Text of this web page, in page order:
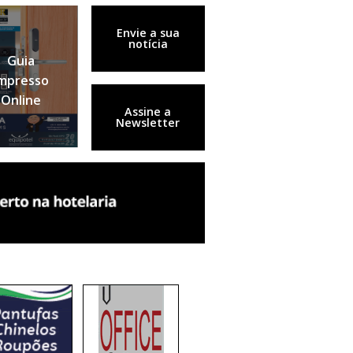
Guia
Online
Envie a sua
notícia
Assine a
Newsletter